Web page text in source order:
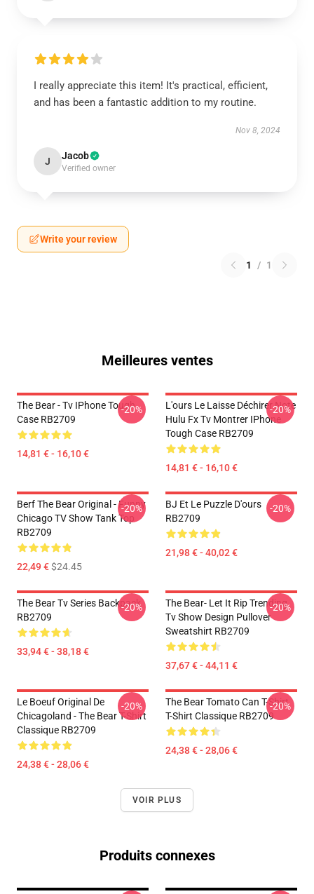
I really appreciate this item! It's practical, efficient,
and has been a fantastic addition to my routine.
Nov 8, 2024
J Jacob
Verified owner
Write your review
1 / 1
Meilleures ventes
The Bear - Tv IPhone Tough
Case RB2709
14,81 € - 16,10 €
-20%
L'ours Le Laisse Déchirer Note
Hulu Fx Tv Montrer IPhone
Tough Case RB2709
14,81 € - 16,10 €
-20%
Berf The Bear Original - Funny
Chicago TV Show Tank Top
RB2709
22,49 €$24.45
-20%
BJ Et Le Puzzle D'ours
RB2709
21,98 € - 40,02 €
-20%
The Bear Tv Series Backpack
RB2709
33,94 € - 38,18 €
-20%
The Bear- Let It Rip Trending
Tv Show Design Pullover
Sweatshirt RB2709
37,67 € - 44,11 €
-20%
Le Boeuf Original De
Chicagoland - The Bear T-Shirt
Classique RB2709
24,38 € - 28,06 €
-20%
The Bear Tomato Can T-Shirt
T-Shirt Classique RB2709
24,38 € - 28,06 €
-20%
VOIR PLUS
Produits connexes